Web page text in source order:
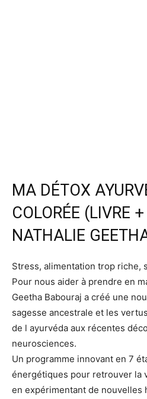
MA DÉTOX
COLORÉE (LIVRE
NATHALIE
Stress, alimentation trop riche,
Pour nous aider à prendre en
Geetha Babouraj a créé une
sagesse ancestrale et les
de l ayurvéda aux récentes
neurosciences.
Un programme innovant en 7
énergétiques pour retrouver la
en expérimentant de nouvelles